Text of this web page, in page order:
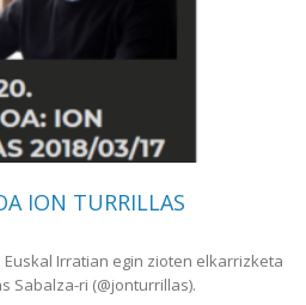
ION TURRILLAS
Irratian egin zioten elkarrizketa
Sabalza-ri (@jonturrillas).